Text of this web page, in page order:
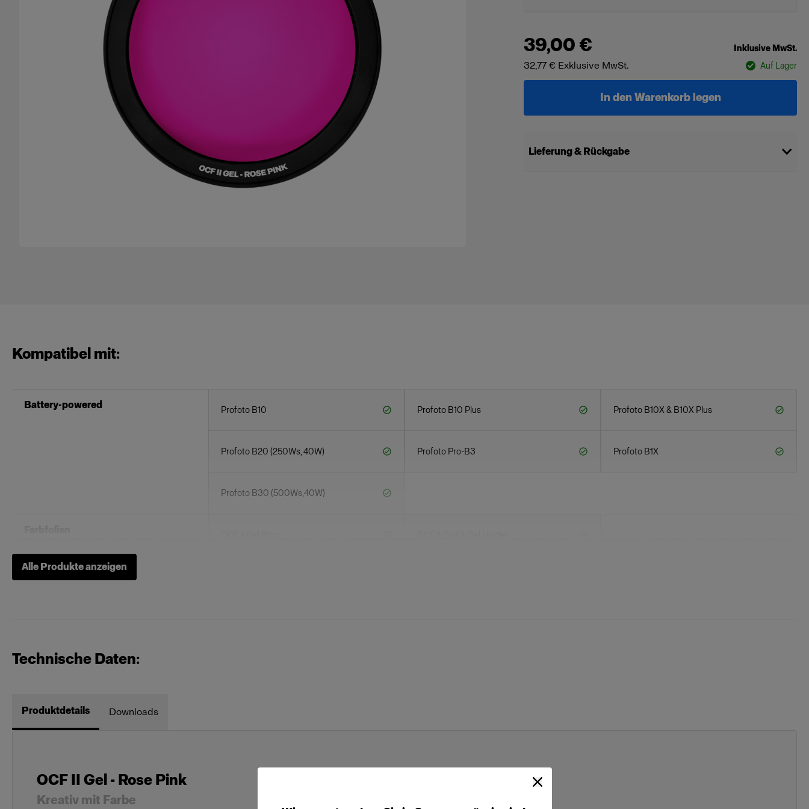
39,00 € Inklusive MwSt.
32,77 € Exklusive MwSt. Auf Lager
In den Warenkorb legen
Lieferung & Rückgabe
Kompatibel mit:
Battery-powered Profoto B10 Profoto B10 Plus Profoto B10X & B10X Plus
Profoto B20 (250Ws, 40W) Profoto Pro-B3 Profoto B1X
Profoto B30 (500Ws,40W)
Alle Produkte anzeigen
Technische Daten:
Produktdetails Downloads
OCF II Gel - Rose Pink
Kreativ mit Farbe